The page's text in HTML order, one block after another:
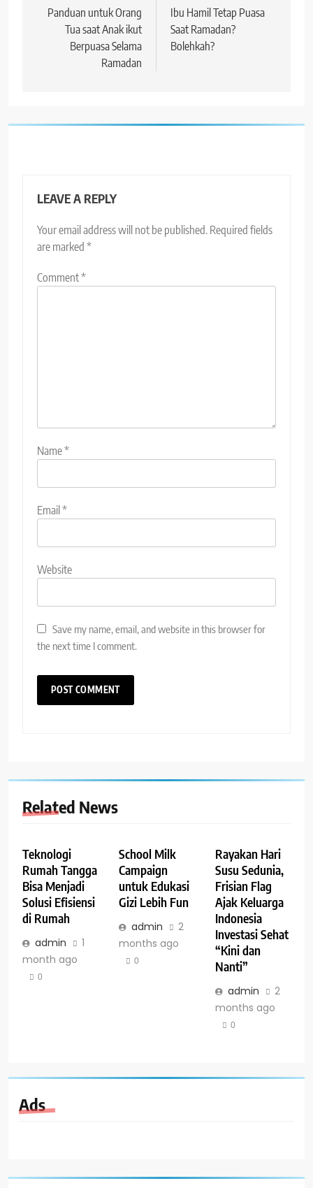
navigation
Panduan untuk Orang
Tua saat Anak ikut
Berpuasa Selama
Ramadan
Ibu Hamil Tetap Puasa
Saat Ramadan?
Bolehkah?
LEAVE A REPLY
Your email address will not be published. Required fields
are marked *
Comment*
Name*
Email *
Website
Save my name, email, and website in this browser for
the next time I comment.
Related News
Teknologi
Rumah Tangga
Bisa Menjadi
Solusi Efisiensi
di Rumah
admin
1
month ago
0
School Milk
Campaign
untuk Edukasi
Gizi Lebih Fun
admin
2
months ago
0
Rayakan Hari
Susu Sedunia,
Frisian Flag
Ajak Keluarga
Indonesia
Investasi Sehat
“Kini dan
Nanti”
admin
2
months ago
0
Ads